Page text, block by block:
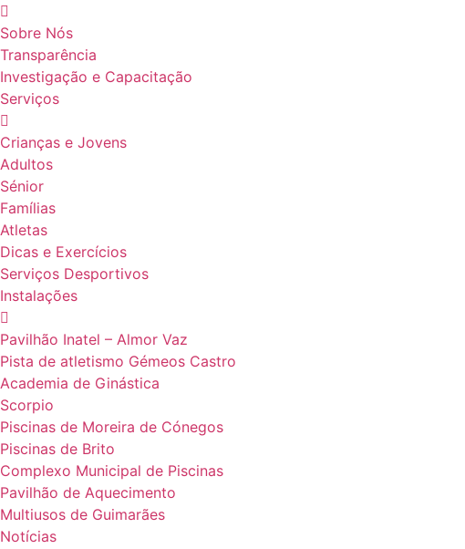
Sobre Nós
Transparência
Investigação e Capacitação
Serviços
Crianças e Jovens
Adultos
Sénior
Famílias
Atletas
Dicas e Exercícios
Serviços Desportivos
Instalações
Pavilhão Inatel – Almor Vaz
Pista de atletismo Gémeos Castro
Academia de Ginástica
Scorpio
Piscinas de Moreira de Cónegos
Piscinas de Brito
Complexo Municipal de Piscinas
Pavilhão de Aquecimento
Multiusos de Guimarães
Notícias